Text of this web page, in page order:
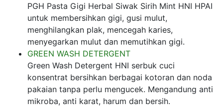
PGH Pasta Gigi Herbal Siwak Sirih Mint HNI HPAI
untuk membersihkan gigi, gusi mulut,
menghilangkan plak, mencegah karies,
menyegarkan mulut dan memutihkan gigi.
GREEN WASH DETERGENT
Green Wash Detergent HNI serbuk cuci
konsentrat bersihkan berbagai kotoran dan noda
pakaian tanpa perlu mengucek. Mengandung anti
mikroba, anti karat, harum dan bersih.